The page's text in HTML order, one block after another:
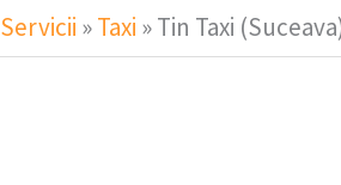
Servicii »Taxi »Tin Taxi